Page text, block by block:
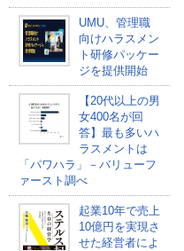
UMU、管理職
向けハラスメン
ト研修パッケー
ジを提供開始
【20代以上の男
女400名が回
答】最も多いハ
ラスメントは
「パワハラ」－バリューフ
ァースト調べ
起業10年で売上
10億円を実現さ
せた経営者によ